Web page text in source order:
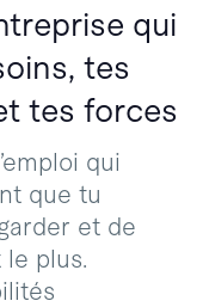
qui
tes
tes forces
qui
que tu
et de
plus.